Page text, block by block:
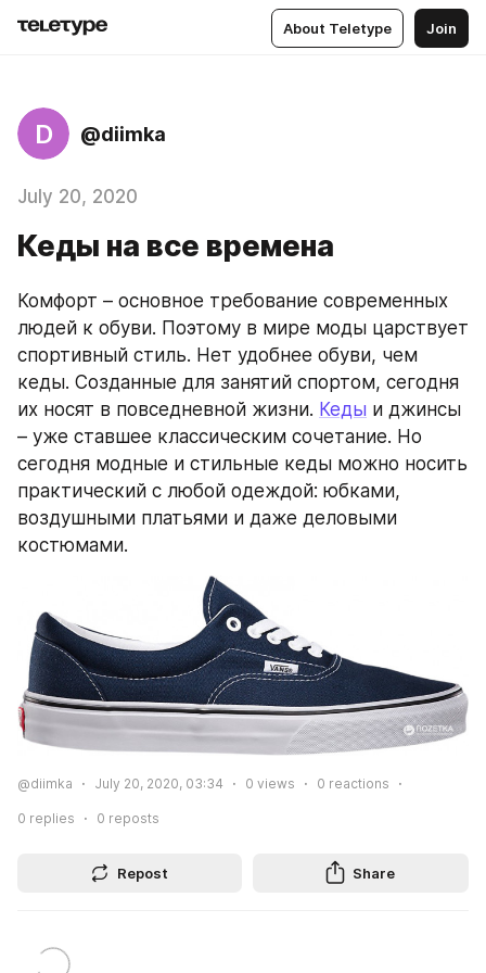
About Teletype Join
D @diimka
July 20, 2020
Кеды на все времена
Комфорт – основное требование современных
людей к обуви. Поэтому в мире моды царствует
спортивный стиль. Нет удобнее обуви, чем
кеды. Созданные для занятий спортом, сегодня
их носят в повседневной жизни. Кеды и джинсы
– уже ставшее классическим сочетание. Но
сегодня модные и стильные кеды можно носить
практический с любой одеждой: юбками,
воздушными платьями и даже деловыми
костюмами.
@diimka July 20, 2020, 03:34 0 views 0 reactions
0 replies 0 reposts
Repost Share